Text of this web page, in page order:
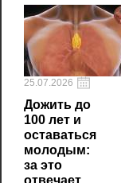
25.07.2026
Дожить до
100 лет и
оставаться
молодым:
за это
отвечает